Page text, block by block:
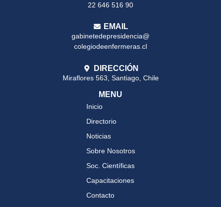
22 646 516 90
EMAIL
gabinetedepresidencia@
colegiodeenfermeras.cl
DIRECCIÓN
Miraflores 563, Santiago, Chile
MENU
Inicio
Directorio
Noticias
Sobre Nosotros
Soc. Científicas
Capacitaciones
Contacto